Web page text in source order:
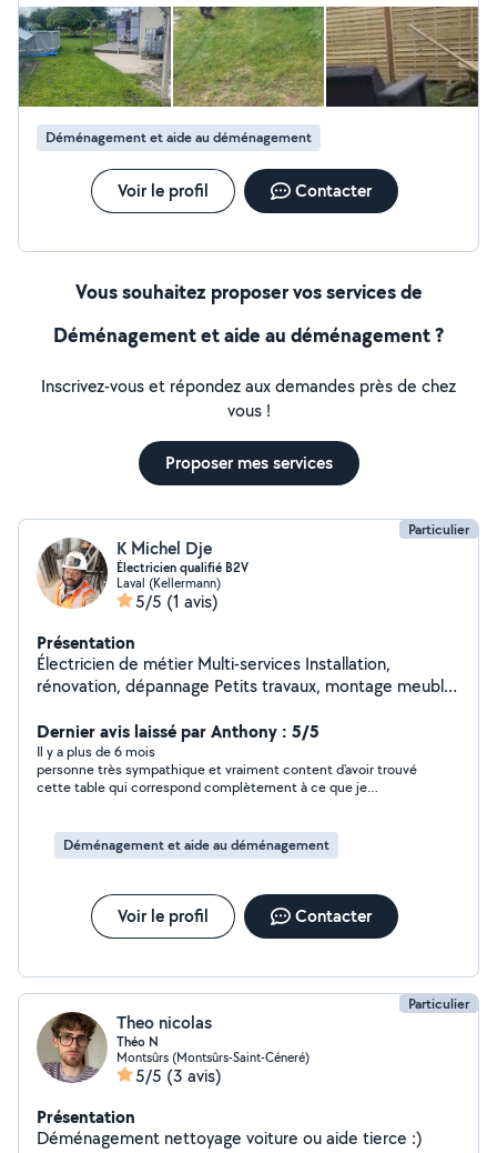
Déménagement et aide au déménagement
Voir le profil Contacter
Vous souhaitez proposer vos services de
Déménagement et aide au déménagement ?
Inscrivez-vous et répondez aux demandes près de chez
vous !
Proposer mes services
Particulier
K Michel Dje
Électricien qualifié B2V
Laval (Kellermann)
5/5 (1 avis)
Présentation
Électricien de métier Multi-services Installation,
rénovation, dépannage Petits travaux, montage meuble,
partir de 17h30 et le weekend
Dernier avis laissé par Anthony : 5/5
Il y a plus de 6 mois
personne très sympathique et vraiment content d'avoir trouvé
cette table qui correspond complètement à ce que je
Déménagement et aide au déménagement
Voir le profil Contacter
Particulier
Theo nicolas
Théo N
Montsûrs (Montsûrs-Saint-Céneré)
5/5 (3 avis)
Présentation
Déménagement nettoyage voiture ou aide tierce :)